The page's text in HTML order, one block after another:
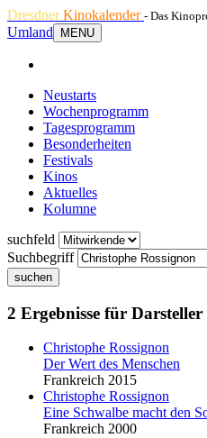
DresdnerKinokalender - Das
Umland
MENU
Neustarts
Wochenprogramm
Tagesprogramm
Besonderheiten
Festivals
Kinos
Aktuelles
Kolumne
suchfeld
Suchbegriff
suchen
2 Ergebnisse für
Christophe Rossignon
Der Wert des Menschen
Frankreich 2015
Christophe Rossignon
Eine Schwalbe macht den
Frankreich 2000